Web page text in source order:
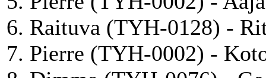
6. Raituva (TYH-0128) -
7. Pierre (TYH-0002) -